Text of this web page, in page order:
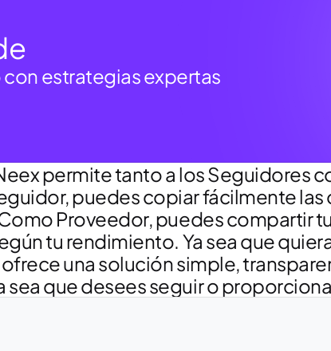
estrategias expertas
permite tanto a los Seguidores
puedes copiar fácilmente
Proveedor, puedes compartir
tu rendimiento. Ya sea que
una solución simple,
sea que desees seguir o